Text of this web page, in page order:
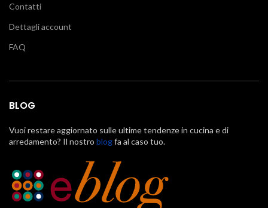
Contatti
Dettagli account
FAQ
BLOG
Vuoi restare aggiornato sulle ultime tendenze in cucina e di
arredamento? Il nostro blogfa al caso tuo.